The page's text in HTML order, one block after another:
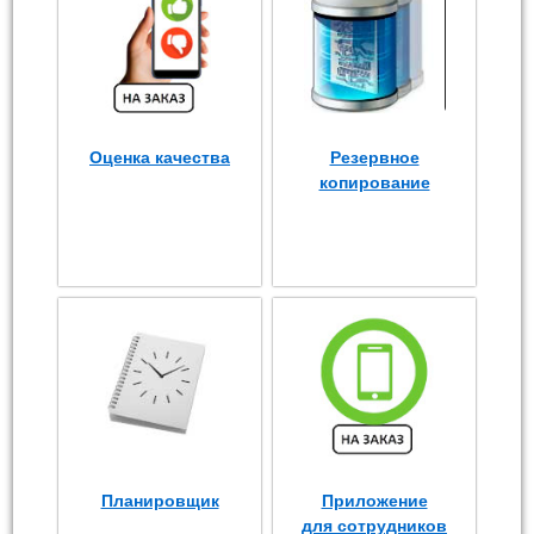
Оценка качества
Резервное
копирование
Планировщик
Приложение
для сотрудников